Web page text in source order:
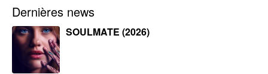
Dernières news
SOULMATE (2026)